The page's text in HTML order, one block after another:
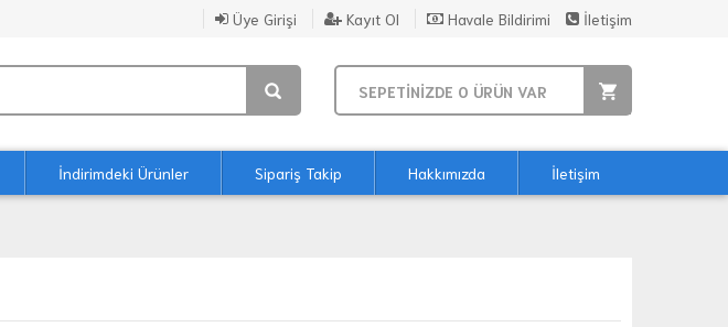
Üye Girişi Kayıt Ol Havale Bildirimi İletişim
SEPETİNİZDE 0 ÜRÜN VAR
İndirimdeki Ürünler Sipariş Takip Hakkımızda İletişim